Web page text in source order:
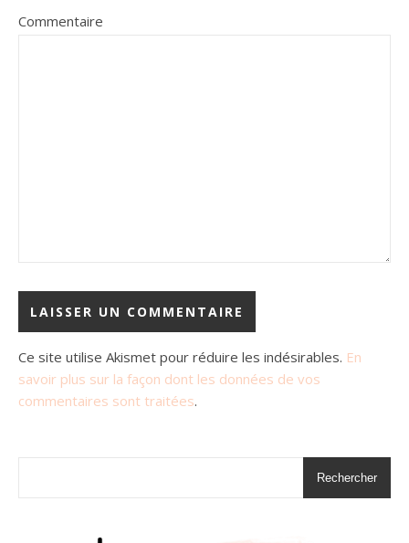
Commentaire
Ce site utilise Akismet pour réduire les indésirables. En
savoir plus sur la façon dont les données de vos
commentaires sont traitées.
Rechercher